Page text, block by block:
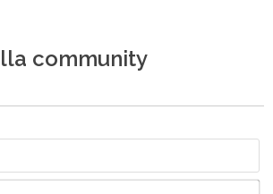
community